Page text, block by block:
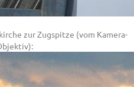
zur Zugspitze (vom Kamera-